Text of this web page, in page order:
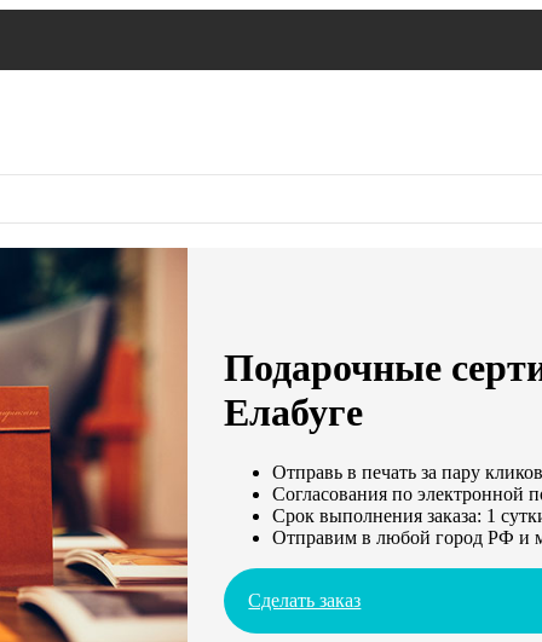
Подарочные
Елабуге
Отправь в печать за пару
Согласования по электронной
Срок выполнения заказа: 1
Отправим в любой город РФ и
Сделать заказ